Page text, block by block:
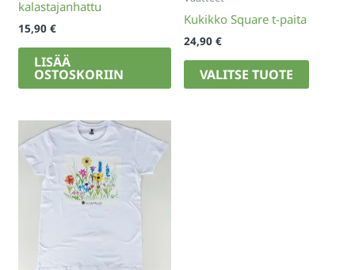
kalastajanhattu
15,90€
LISÄÄ
OSTOSKORIIN
Kukikko Square t-paita
24,90 €
VALITSE TUOTE
Tällä